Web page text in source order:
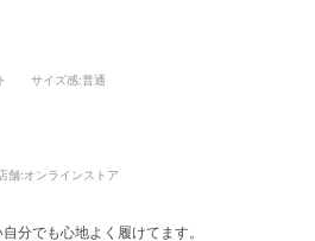
サイズ感:普通
舗:オンラインストア
分でも心地よく履けてます。